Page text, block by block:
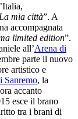
La mia città”. A
accompagnata
limited edition”.
all’Arena di
parte il nuovo
artistico e
Sanremo, la
accanto
esce il brano
tra i brani di